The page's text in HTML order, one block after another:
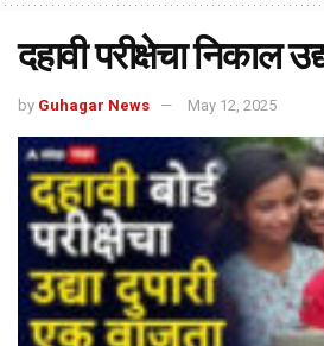
दहावी परीक्षेचा निकाल
by Guhagar News May 12, 2025